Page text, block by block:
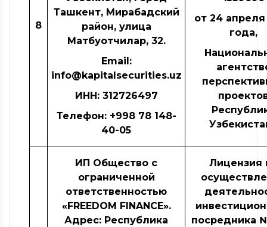
8
Ташкент, Мирабадский
район, улица
Матбуотчилар, 32.
Email:
info@kapitalsecurities.uz
ИНН: 312726497
Телефон: +998 78 148-
40-05
от 24 апреля
года,
ИП Общество с
ограниченной
ответственностью
«FREEDOM FINANCE».
Адрес: Республика
Лицензия
посредника